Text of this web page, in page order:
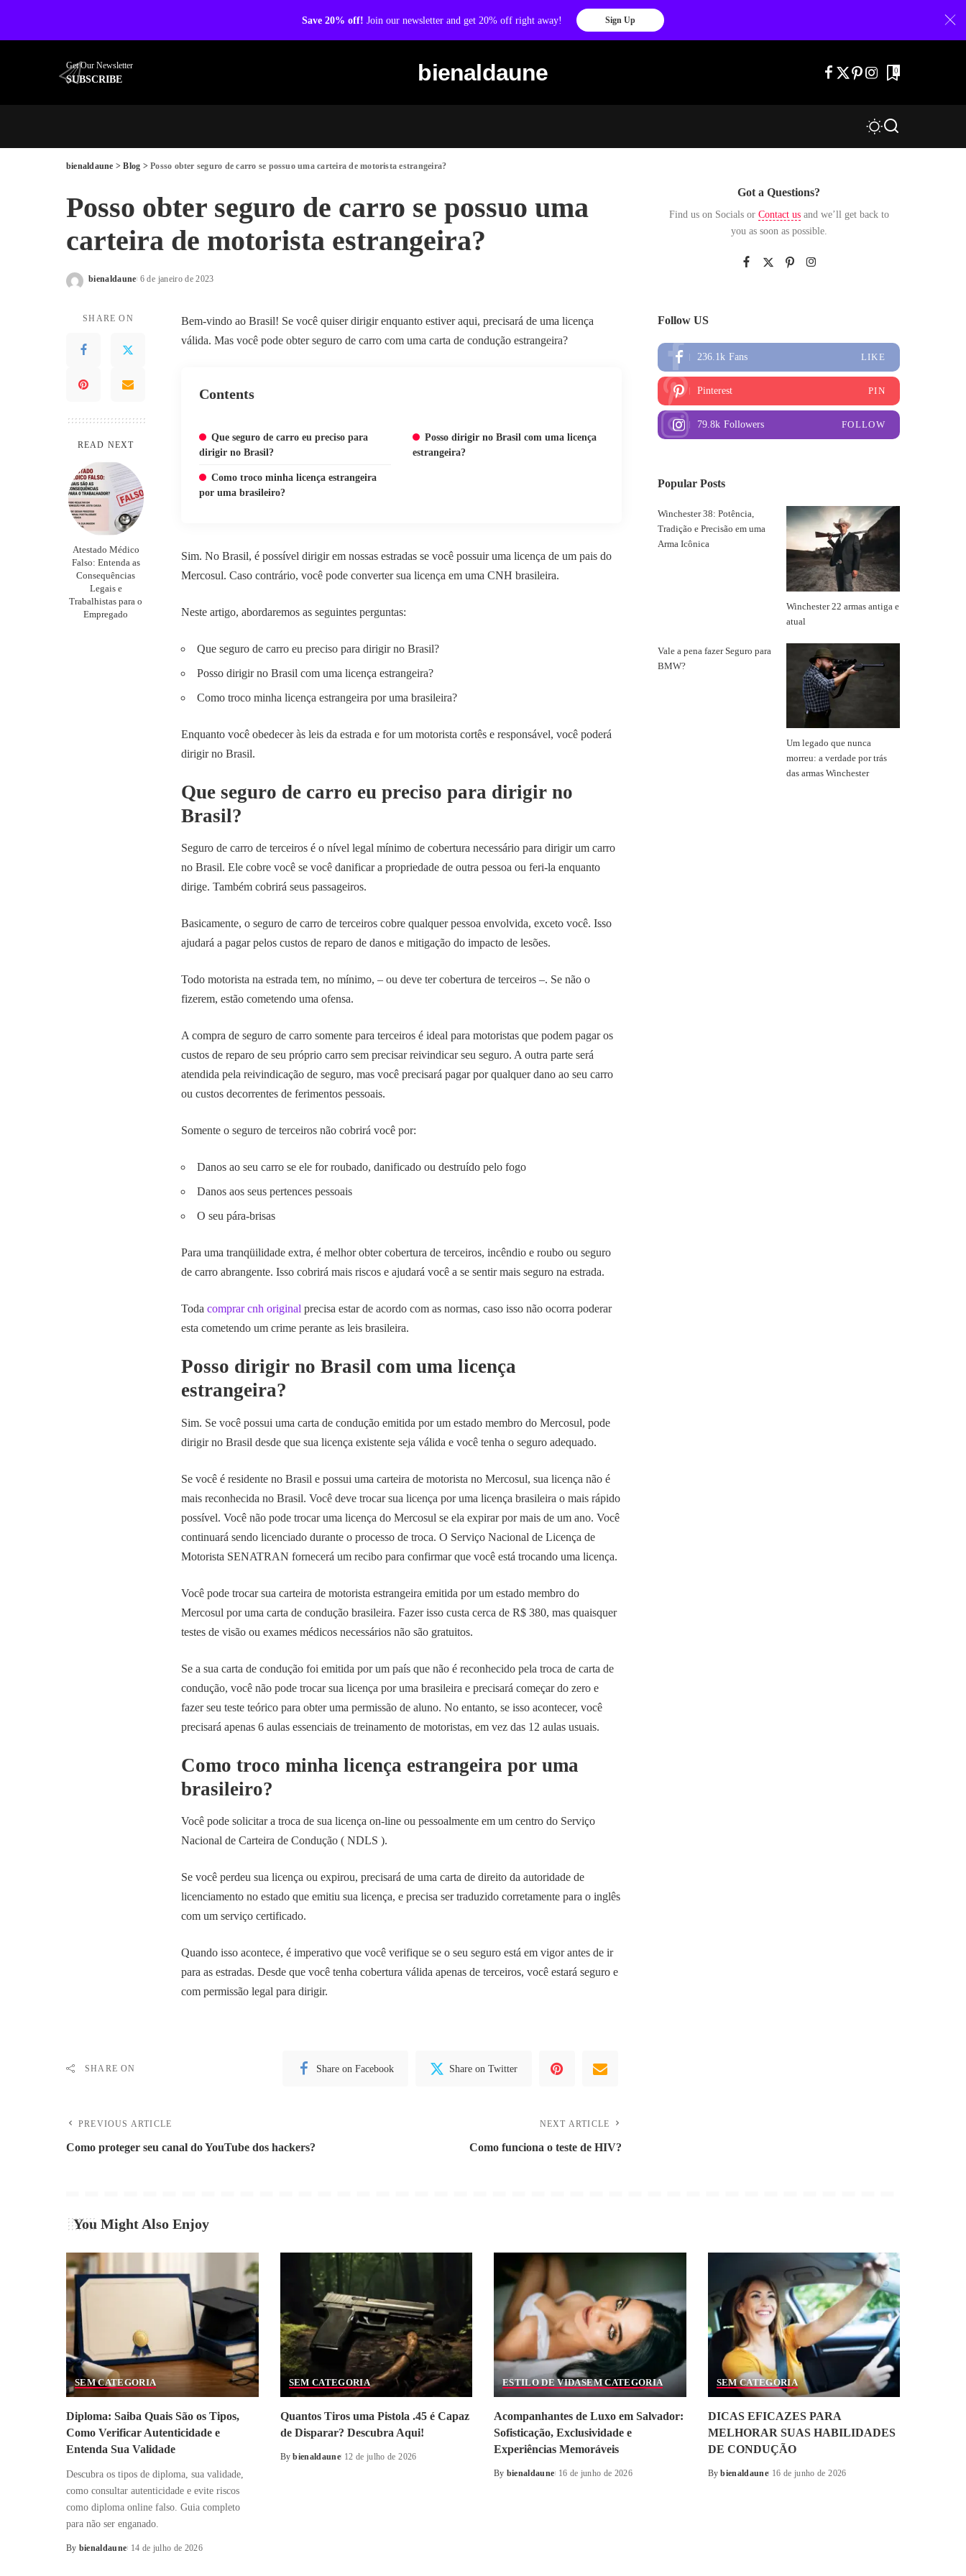
Save 20% off! Join our newsletter and get 20% off right away! Sign Up
Get Our Newsletter
SUBSCRIBE bienaldaune 0
bienaldaune >Blog >Posso obter seguro de carro se possuo uma carteira de motorista estrangeira?
Posso obter seguro de carro se possuo uma
carteira de motorista estrangeira?
Posted
bienaldaune 6 de janeiro de 2023
SHARE ON
READ NEXT
Atestado Médico
Falso: Entenda as
Consequências
Legais e
Trabalhistas para o
Empregado
Bem-vindo ao Brasil! Se você quiser dirigir enquanto estiver aqui, precisará de uma licença
válida. Mas você pode obter seguro de carro com uma carta de condução estrangeira?
Contents
Que seguro de carro eu preciso para
dirigir no Brasil?
Posso dirigir no Brasil com uma licença
estrangeira?
Como troco minha licença estrangeira
por uma brasileiro?
Sim. No Brasil, é possível dirigir em nossas estradas se você possuir uma licença de um pais do
Mercosul. Caso contrário, você pode converter sua licença em uma CNH brasileira.
Neste artigo, abordaremos as seguintes perguntas:
Que seguro de carro eu preciso para dirigir no Brasil?
Posso dirigir no Brasil com uma licença estrangeira?
Como troco minha licença estrangeira por uma brasileira?
Enquanto você obedecer às leis da estrada e for um motorista cortês e responsável, você poderá
dirigir no Brasil.
Que seguro de carro eu preciso para dirigir no
Brasil?
Seguro de carro de terceiros é o nível legal mínimo de cobertura necessário para dirigir um carro
no Brasil. Ele cobre você se você danificar a propriedade de outra pessoa ou feri-la enquanto
dirige. Também cobrirá seus passageiros.
Basicamente, o seguro de carro de terceiros cobre qualquer pessoa envolvida, exceto você. Isso
ajudará a pagar pelos custos de reparo de danos e mitigação do impacto de lesões.
Todo motorista na estrada tem, no mínimo, – ou deve ter cobertura de terceiros –. Se não o
fizerem, estão cometendo uma ofensa.
A compra de seguro de carro somente para terceiros é ideal para motoristas que podem pagar os
custos de reparo de seu próprio carro sem precisar reivindicar seu seguro. A outra parte será
atendida pela reivindicação de seguro, mas você precisará pagar por qualquer dano ao seu carro
ou custos decorrentes de ferimentos pessoais.
Somente o seguro de terceiros não cobrirá você por:
Danos ao seu carro se ele for roubado, danificado ou destruído pelo fogo
Danos aos seus pertences pessoais
O seu pára-brisas
Para uma tranqüilidade extra, é melhor obter cobertura de terceiros, incêndio e roubo ou seguro
de carro abrangente. Isso cobrirá mais riscos e ajudará você a se sentir mais seguro na estrada.
Toda comprar cnh original precisa estar de acordo com as normas, caso isso não ocorra poderar
esta cometendo um crime perante as leis brasileira.
Posso dirigir no Brasil com uma licença
estrangeira?
Sim. Se você possui uma carta de condução emitida por um estado membro do Mercosul, pode
dirigir no Brasil desde que sua licença existente seja válida e você tenha o seguro adequado.
Se você é residente no Brasil e possui uma carteira de motorista no Mercosul, sua licença não é
mais reconhecida no Brasil. Você deve trocar sua licença por uma licença brasileira o mais rápido
possível. Você não pode trocar uma licença do Mercosul se ela expirar por mais de um ano. Você
continuará sendo licenciado durante o processo de troca. O Serviço Nacional de Licença de
Motorista SENATRAN fornecerá um recibo para confirmar que você está trocando uma licença.
Você pode trocar sua carteira de motorista estrangeira emitida por um estado membro do
Mercosul por uma carta de condução brasileira. Fazer isso custa cerca de R$ 380, mas quaisquer
testes de visão ou exames médicos necessários não são gratuitos.
Se a sua carta de condução foi emitida por um país que não é reconhecido pela troca de carta de
condução, você não pode trocar sua licença por uma brasileira e precisará começar do zero e
fazer seu teste teórico para obter uma permissão de aluno. No entanto, se isso acontecer, você
precisará apenas 6 aulas essenciais de treinamento de motoristas, em vez das 12 aulas usuais.
Como troco minha licença estrangeira por uma
brasileiro?
Você pode solicitar a troca de sua licença on-line ou pessoalmente em um centro do Serviço
Nacional de Carteira de Condução ( NDLS ).
Se você perdeu sua licença ou expirou, precisará de uma carta de direito da autoridade de
licenciamento no estado que emitiu sua licença, e precisa ser traduzido corretamente para o inglês
com um serviço certificado.
Quando isso acontece, é imperativo que você verifique se o seu seguro está em vigor antes de ir
para as estradas. Desde que você tenha cobertura válida apenas de terceiros, você estará seguro e
com permissão legal para dirigir.
SHARE ON Share on Facebook Share on Twitter
PREVIOUS ARTICLE
Como proteger seu canal do YouTube dos hackers?
NEXT ARTICLE
Como funciona o teste de HIV?
Got a Questions?
Find us on Socials or Contact usand we’ll get back to
you as soon as possible.
Follow US
236.1k Fans LIKE
Pinterest PIN
79.8k Followers FOLLOW
Popular Posts
Winchester 38: Potência,
Tradição e Precisão em uma
Arma Icônica
Winchester 22 armas antiga e
atual
Vale a pena fazer Seguro para
BMW?
Um legado que nunca
morreu: a verdade por trás
das armas Winchester
You Might Also Enjoy
SEM CATEGORIA
Diploma: Saiba Quais São os Tipos,
Como Verificar Autenticidade e
Entenda Sua Validade
Descubra os tipos de diploma, sua validade,
como consultar autenticidade e evite riscos
como diploma online falso. Guia completo
para não ser enganado.
Posted
By bienaldaune 14 de julho de 2026
SEM CATEGORIA
Quantos Tiros uma Pistola .45 é Capaz
de Disparar? Descubra Aqui!
Posted
By bienaldaune 12 de julho de 2026
ESTILO DE VIDASEM CATEGORIA
Acompanhantes de Luxo em Salvador:
Sofisticação, Exclusividade e
Experiências Memoráveis
Posted
By bienaldaune 16 de junho de 2026
SEM CATEGORIA
DICAS EFICAZES PARA
MELHORAR SUAS HABILIDADES
DE CONDUÇÃO
Posted
By bienaldaune 16 de junho de 2026